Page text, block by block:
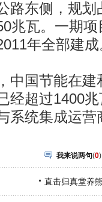
路东侧，规
兆瓦。一期
年全部建成
国节能在建
经超过1400
系统集成运
我来说两句(0)
直击归真堂养